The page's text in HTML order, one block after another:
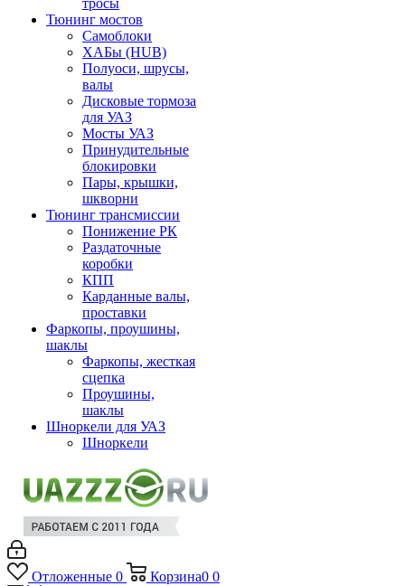
тросы
Тюнинг мостов
Самоблоки
ХАБы (HUB)
Полуоси, шрусы,
валы
Дисковые тормоза
для УАЗ
Мосты УАЗ
Принудительные
блокировки
Пары, крышки,
шкворни
Тюнинг трансмиссии
Понижение РК
Раздаточные
коробки
КПП
Карданные валы,
проставки
Фаркопы, проушины,
шаклы
Фаркопы, жесткая
сцепка
Проушины,
шаклы
Шноркели для УАЗ
Шноркели
Отложенные 0 Корзина0 0